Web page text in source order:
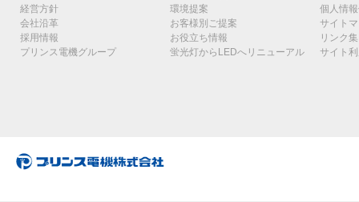
経営方針
会社沿革
採用情報
プリンス電機グループ
環境提案
お客様別ご提案
お役立ち情報
蛍光灯からLEDへリニューアル
個人情
サイト
リンク集
サイト